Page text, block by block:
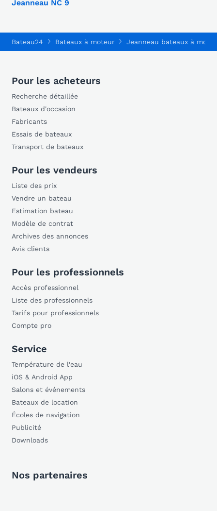
Jeanneau NC 9
Bateau24 Bateaux à moteur Jeanneau bateaux à
Pour les acheteurs
Recherche détaillée
Bateaux d'occasion
Fabricants
Essais de bateaux
Transport de bateaux
Pour les vendeurs
Liste des prix
Vendre un bateau
Estimation bateau
Modèle de contrat
Archives des annonces
Avis clients
Pour les professionnels
Accès professionnel
Liste des professionnels
Tarifs pour professionnels
Compte pro
Service
Température de l'eau
iOS & Android App
Salons et événements
Bateaux de location
Écoles de navigation
Publicité
Downloads
Nos partenaires